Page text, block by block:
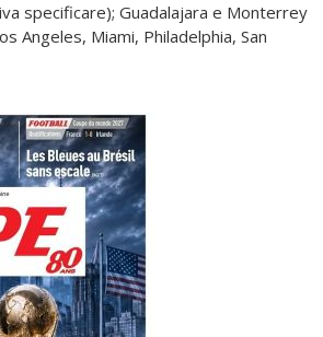
specificare); Guadalajara e Monterrey
Angeles, Miami, Philadelphia, San